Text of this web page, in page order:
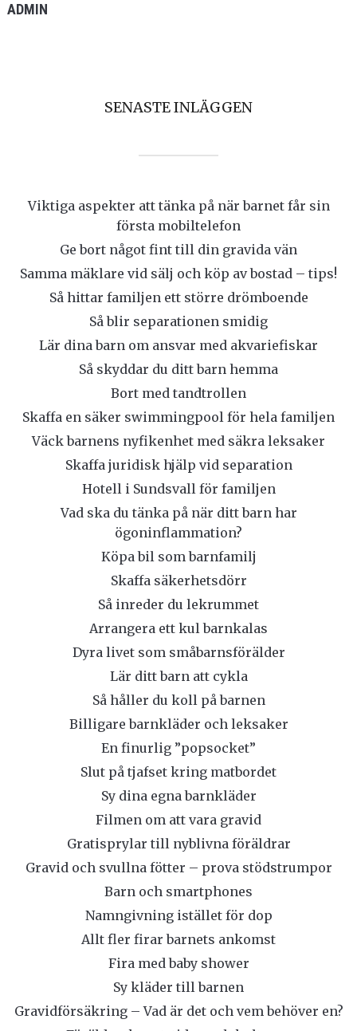
ADMIN
SENASTE INLÄGGEN
Viktiga aspekter att tänka på när barnet får sin
första mobiltelefon
Ge bort något fint till din gravida vän
Samma mäklare vid sälj och köp av bostad – tips!
Så hittar familjen ett större drömboende
Så blir separationen smidig
Lär dina barn om ansvar med akvariefiskar
Så skyddar du ditt barn hemma
Bort med tandtrollen
Skaffa en säker swimmingpool för hela familjen
Väck barnens nyfikenhet med säkra leksaker
Skaffa juridisk hjälp vid separation
Hotell i Sundsvall för familjen
Vad ska du tänka på när ditt barn har
ögoninflammation?
Köpa bil som barnfamilj
Skaffa säkerhetsdörr
Så inreder du lekrummet
Arrangera ett kul barnkalas
Dyra livet som småbarnsförälder
Lär ditt barn att cykla
Så håller du koll på barnen
Billigare barnkläder och leksaker
En finurlig ”popsocket”
Slut på tjafset kring matbordet
Sy dina egna barnkläder
Filmen om att vara gravid
Gratisprylar till nyblivna föräldrar
Gravid och svullna fötter – prova stödstrumpor
Barn och smartphones
Namngivning istället för dop
Allt fler firar barnets ankomst
Fira med baby shower
Sy kläder till barnen
Gravidförsäkring – Vad är det och vem behöver en?